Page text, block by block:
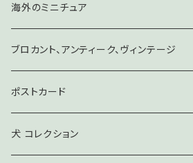
海外のミニチュア
ブロカント、アンティーク、ヴィンテージ
ポストカード
犬 コレクション